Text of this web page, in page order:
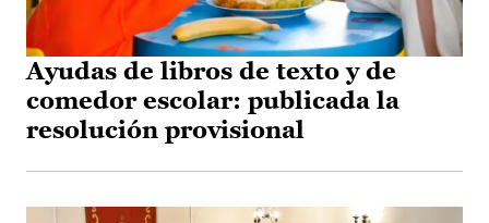
Ayudas de libros de texto y de
comedor escolar: publicada la
resolución provisional